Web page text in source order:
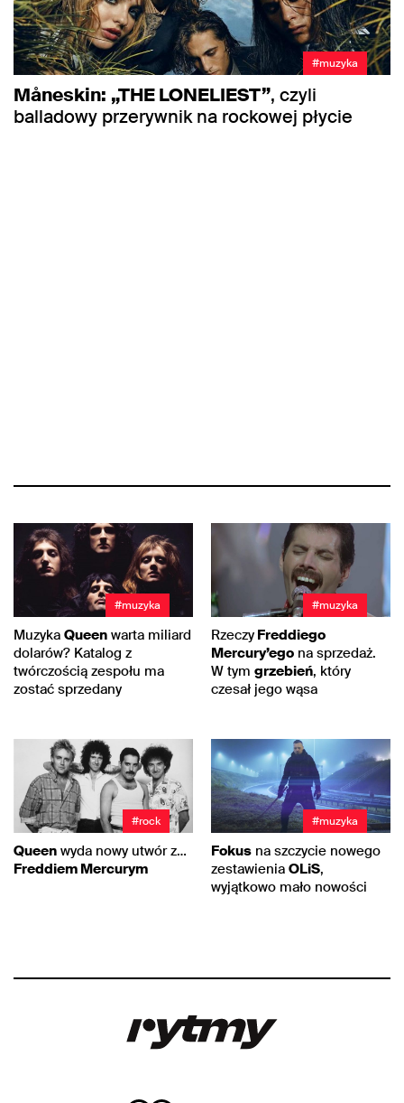
#muzyka
Måneskin: „THE LONELIEST”, czyli
balladowy przerywnik na rockowej płycie
#muzyka
Muzyka Queen warta miliard
dolarów? Katalog z
twórczością zespołu ma
zostać sprzedany
#muzyka
Rzeczy Freddiego
Mercury’ego na sprzedaż.
W tym grzebień, który
czesał jego wąsa
#rock
Queen wyda nowy utwór z…
Freddiem Mercurym
#muzyka
Fokus na szczycie nowego
zestawienia OLiS,
wyjątkowo mało nowości